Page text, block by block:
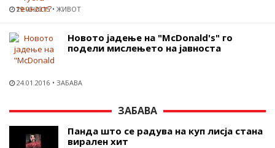
29.03.2015 ЖИВОТ
Новото јадење на "McDonald's" го
подели мислењето на јавноста
24.01.2016 ЗАБАВА
ЗАБАВА
Панда што се радува на куп лисја стана
вирален хит